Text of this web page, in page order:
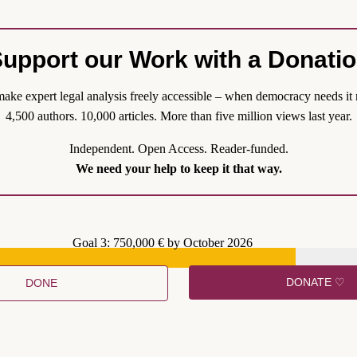
mit Behinderungen. Viele von ihnen werden ihre Stimme am 23.
ist nicht barrierefrei. Dafür hat der UN-Fachausschuss für
von Wahlunterlagen und Wahllokalen bundesländerübergreifend,
ist noch immer nicht flächendeckend passiert.
our Work with a
expert legal analysis freely accessible – when democracy needs it
4,500 authors. 10,000 articles. More than five million views last year.
Independent. Open Access. Reader-funded.
We need your help to keep it that way.
Goal 3: 750,000 € by October 2026
DONE DONATE ♡